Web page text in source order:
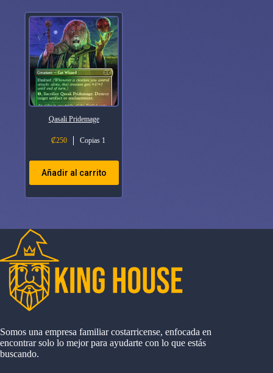
Qasali Pridemage
₡250 Copias 1
Añadir al carrito
Somos una empresa familiar costarricense, enfocada en
encontrar solo lo mejor para ayudarte con lo que estás
buscando.